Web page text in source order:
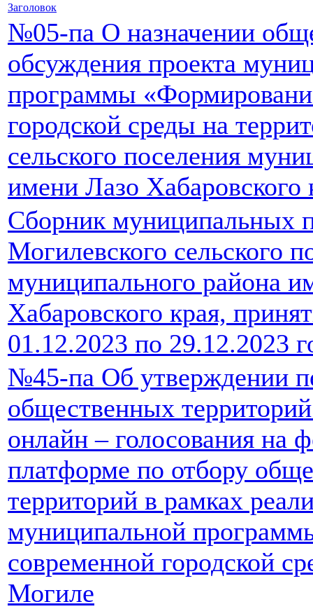
Заголовок
№05-па О назначении
обсуждения проекта
программы
городской среды на
сельского поселения
имени Лазо Хабаровского
Сборник муниципальных
Могилевского сельского
муниципального района
Хабаровского края,
01.12.2023 по 29.12.2023
№45-па Об утверждении
общественных
онлайн – голосования на
платформе по отбору
территорий в рамках
муниципальной
современной городской
Могиле